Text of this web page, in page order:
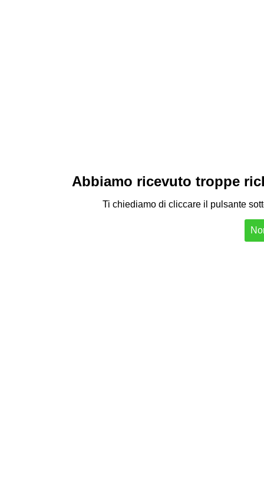
Abbiamo ricevuto troppe
Ti chiediamo di cliccare il pulsante